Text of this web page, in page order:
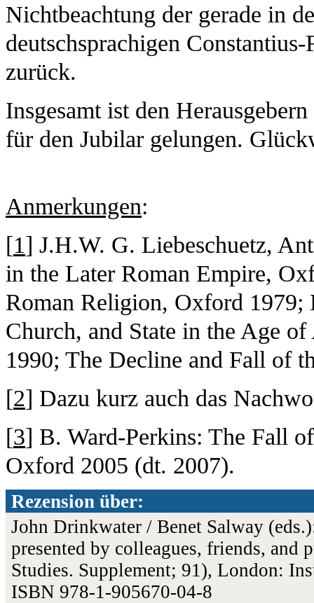
Nichtbeachtung der gerade in
deutschsprachigen
zurück.
Insgesamt ist den
für den Jubilar gelungen.
Anmerkungen:
[1] J.H.W. G. Liebeschuetz,
in the Later Roman Empire,
Roman Religion, Oxford 1979;
Church, and State in the Age
1990; The Decline and Fall of
[2] Dazu kurz auch das
[3] B. Ward-Perkins: The Fall
Oxford 2005 (dt. 2007).
Rezension über:
John Drinkwater / Benet Salway
presented by colleagues, friends,
Studies. Supplement; 91), London:
ISBN 978-1-905670-04-8